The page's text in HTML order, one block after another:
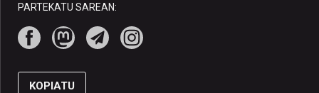
PARTEKATU SAREAN:
KOPIATU